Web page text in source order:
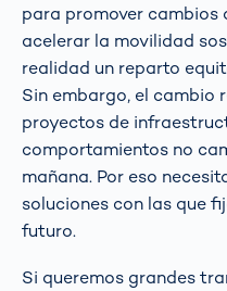
para promover
acelerar la movilidad
realidad un reparto
Sin embargo, el cambio
proyectos de
comportamientos no
mañana. Por eso
soluciones con las que
futuro.
Si queremos grandes